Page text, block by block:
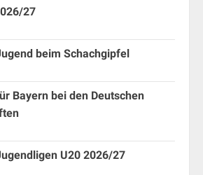
27
beim Schachgipfel
Bayern bei den Deutschen
U20 2026/27